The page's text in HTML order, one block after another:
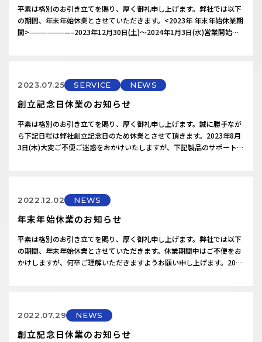
平素は格別のお引き立てを賜り、厚く御礼申し上げます。弊社では以下
の期間、年末年始休業とさせていただきます。<2023年 年末年始休業期
間>———————–2023年12月30日(土)～2024年1月3日(水)営業開始
2023.07.25 SERVICE NEWS
創立記念日休業のお知らせ
平素は格別のお引き立てを賜り、厚く御礼申し上げます。誠に勝手なが
ら下記日程は弊社創立記念日のため休業とさせて頂きます。2023年8月
3日(木)大変ご不便ご迷惑をおかけいたしますが、下記製品のサポートサ
2022.12.02 NEWS
年末年始休業のお知らせ
平素は格別のお引き立てを賜り、厚く御礼申し上げます。弊社では以下
の期間、年末年始休業とさせていただきます。休業期間中はご不便をお
かけしますが、何卒ご理解いただきますようお願い申し上げます。2022
2022.07.29 NEWS
創立記念日休業のお知らせ